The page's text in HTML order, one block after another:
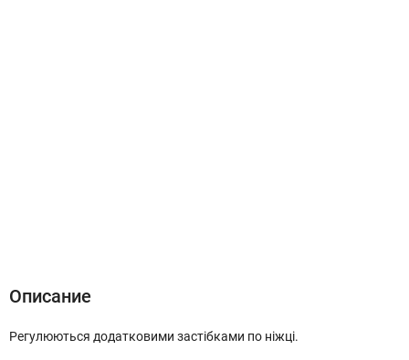
Описание
Регулюються додатковими застібками по ніжці.